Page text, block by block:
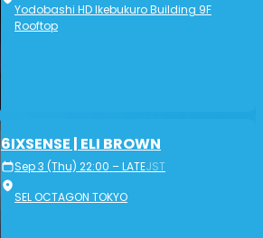
Yodobashi HD Ikebukuro Building 9F
Rooftop
6IXSENSE | ELI BROWN
Sep 3 (Thu) 22:00 – LATEJST
SEL OCTAGON TOKYO